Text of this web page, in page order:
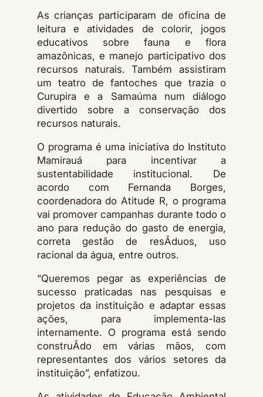
As crianças participaram de oficina de
leitura e atividades de colorir, jogos
educativos sobre fauna e flora
amazônicas, e manejo participativo dos
recursos naturais. Também assistiram
um teatro de fantoches que trazia o
Curupira e a Samaúma num diálogo
divertido sobre a conservação dos
recursos naturais.
O programa é uma iniciativa do Instituto
Mamirauá para incentivar a
sustentabilidade institucional. De
acordo com Fernanda Borges,
coordenadora do Atitude R, o programa
vai promover campanhas durante todo o
ano para redução do gasto de energia,
correta gestão de resÃ­duos, uso
racional da água, entre outros.
“Queremos pegar as experiências de
sucesso praticadas nas pesquisas e
projetos da instituição e adaptar essas
ações, para implementa-las
internamente. O programa está sendo
construÃ­do em várias mãos, com
representantes dos vários setores da
instituição”, enfatizou.